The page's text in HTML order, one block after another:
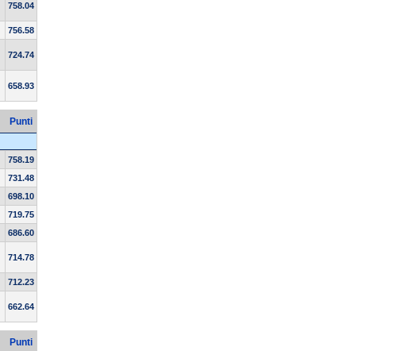
758.04
756.58
724.74
658.93
Punti
758.19
731.48
698.10
719.75
686.60
714.78
712.23
662.64
Punti